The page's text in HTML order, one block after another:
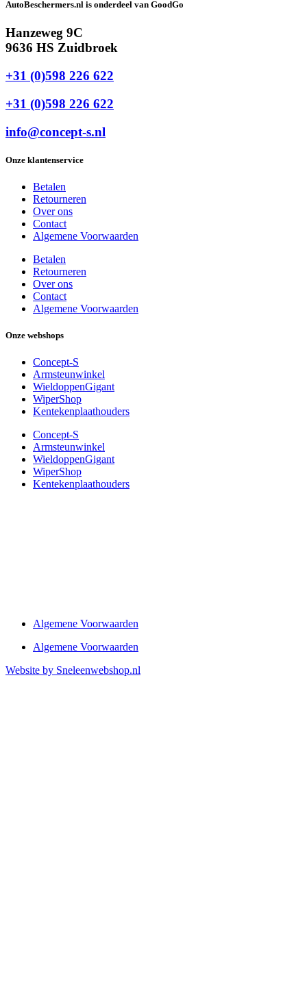
AutoBeschermers.nl is onderdeel van GoodGo
Hanzeweg 9C
9636 HS Zuidbroek
+31 (0)598 226 622
+31 (0)598 226 622
info@concept-s.nl
Onze klantenservice
Betalen
Retourneren
Over ons
Contact
Algemene Voorwaarden
Betalen
Retourneren
Over ons
Contact
Algemene Voorwaarden
Onze webshops
Concept-S
Armsteunwinkel
WieldoppenGigant
WiperShop
Kentekenplaathouders
Concept-S
Armsteunwinkel
WieldoppenGigant
WiperShop
Kentekenplaathouders
Algemene Voorwaarden
Algemene Voorwaarden
Website by Sneleenwebshop.nl